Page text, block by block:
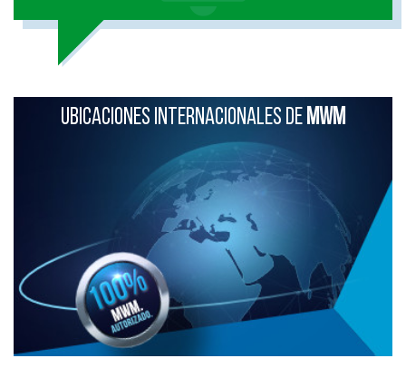
UBICACIONES INTERNACIONALES DEMWM